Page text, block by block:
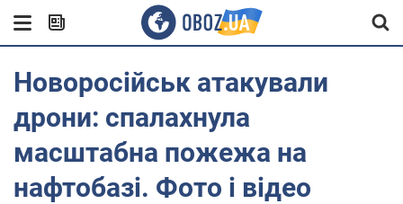
Новоросійськ атакували
дрони: спалахнула
масштабна пожежа на
нафтобазі. Фото і відео